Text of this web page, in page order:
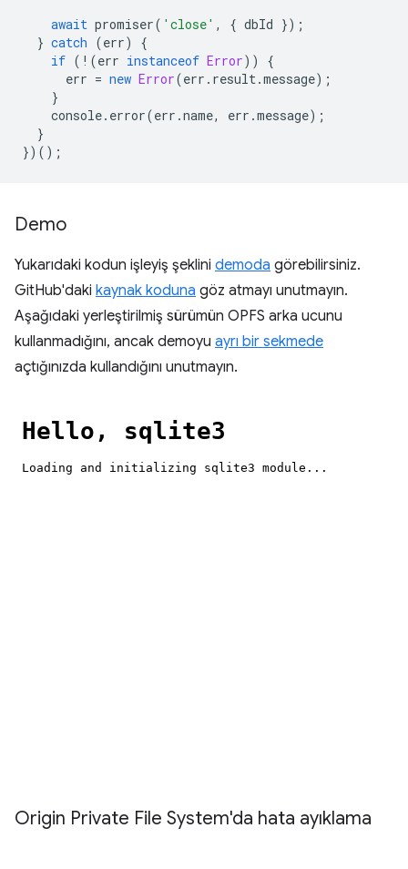
await promiser( 'close' , { dbId });
} catch (err)
{
if ( ! (err instanceof Error))
{
err = new Error(err . result.message);
}
console. error(err .name, err .message);
}
})();
Demo
Yukarıdaki kodun işleyiş şeklini demoda görebilirsiniz.
GitHub'daki kaynak koduna göz atmayı unutmayın.
Aşağıdaki yerleştirilmiş sürümün OPFS arka ucunu
kullanmadığını, ancak demoyu ayrı bir sekmede
açtığınızda kullandığını unutmayın.
Origin Private File System'da hata ayıklama